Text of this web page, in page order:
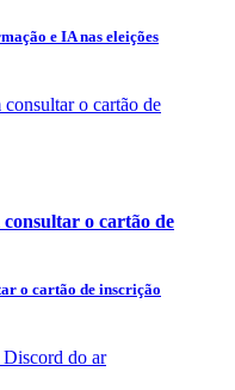
e IA nas eleições
o cartão de
o cartão de inscrição